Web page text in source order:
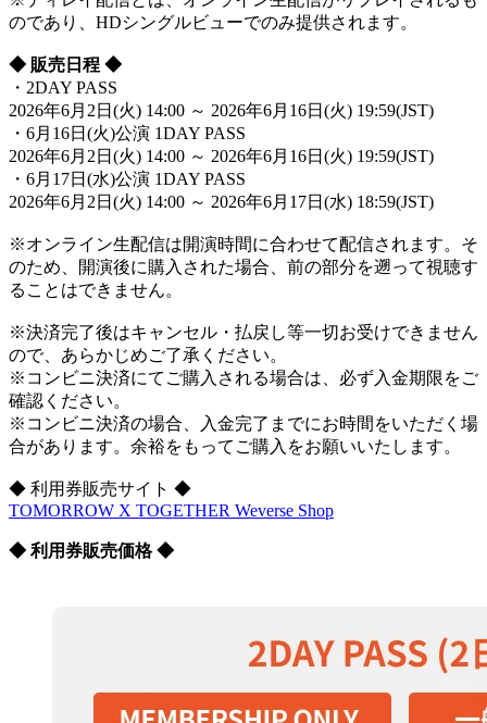
のであり、HDシングルビューでのみ提供されます。
◆ 販売日程 ◆
・2DAY PASS
2026年6月2日(火) 14:00 ～ 2026年6月16日(火) 19:59(JST)
・6月16日(火)公演 1DAY PASS
2026年6月2日(火) 14:00 ～ 2026年6月16日(火) 19:59(JST)
・6月17日(水)公演 1DAY PASS
2026年6月2日(火) 14:00 ～ 2026年6月17日(水) 18:59(JST)
※オンライン生配信は開演時間に合わせて配信されます。そ
のため、開演後に購入された場合、前の部分を遡って視聴す
ることはできません。
※決済完了後はキャンセル・払戻し等一切お受けできません
ので、あらかじめご了承ください。
※コンビニ決済にてご購入される場合は、必ず入金期限をご
確認ください。
※コンビニ決済の場合、入金完了までにお時間をいただく場
合があります。余裕をもってご購入をお願いいたします。
◆ 利用券販売サイト ◆
TOMORROW X TOGETHER Weverse Shop
◆ 利用券販売価格 ◆